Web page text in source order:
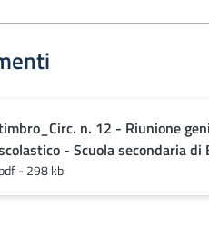
n. 12 - Riunione
- Scuola secondaria di
- 298 kb